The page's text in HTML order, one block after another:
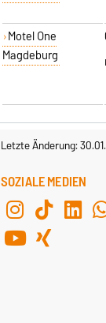
Motel One
Magdeburg
Letzte Änderung:
SOZIALE MEDIEN